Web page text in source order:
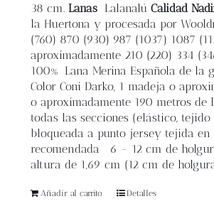
38 cm.Lanas LalanalúCalidad
la Huertona y procesada por
(760) 870 (930) 987 (1037) 1087
aproximadamente 210 (220) 334
100% Lana Merina Española de la
Color Coni Darko, 1 madeja o
o aproximadamente 190 metros
todas las secciones (elástico,
bloqueada a punto jersey tejida
recomendada
6 - 12 cm de
altura de 1,69 cm (12 cm de
Añadir al carrito Detalles